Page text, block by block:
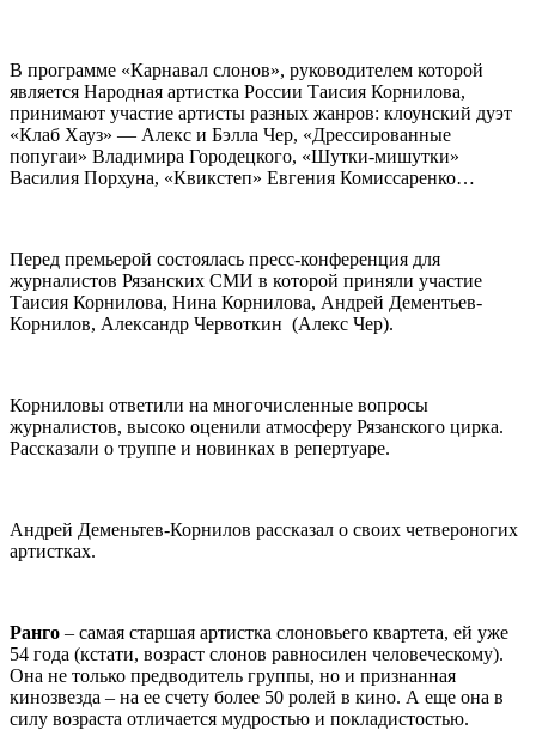
В программе «Карнавал слонов», руководителем которой
является Народная артистка России Таисия Корнилова,
принимают участие артисты разных жанров: клоунский дуэт
«Клаб Хауз» — Алекс и Бэлла Чер, «Дрессированные
попугаи» Владимира Городецкого, «Шутки-мишутки»
Василия Порхуна, «Квикстеп» Евгения Комиссаренко…
Перед премьерой состоялась пресс-конференция для
журналистов Рязанских СМИ в которой приняли участие
Таисия Корнилова, Нина Корнилова, Андрей Дементьев-
Корнилов, Александр Червоткин (Алекс Чер).
Корниловы ответили на многочисленные вопросы
журналистов, высоко оценили атмосферу Рязанского цирка.
Рассказали о труппе и новинках в репертуаре.
Андрей Деменьтев-Корнилов рассказал о своих четвероногих
артистках.
Ранго – самая старшая артистка слоновьего квартета, ей уже
54 года (кстати, возраст слонов равносилен человеческому).
Она не только предводитель группы, но и признанная
кинозвезда – на ее счету более 50 ролей в кино. А еще она в
силу возраста отличается мудростью и покладистостью.